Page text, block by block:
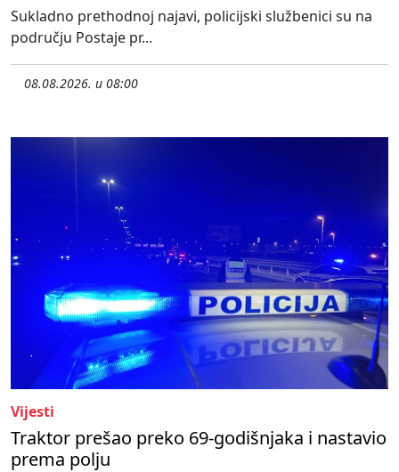
Sukladno prethodnoj najavi, policijski službenici su na
području Postaje pr...
08.08.2026. u 08:00
Vijesti
Traktor prešao preko 69-godišnjaka i nastavio
prema polju